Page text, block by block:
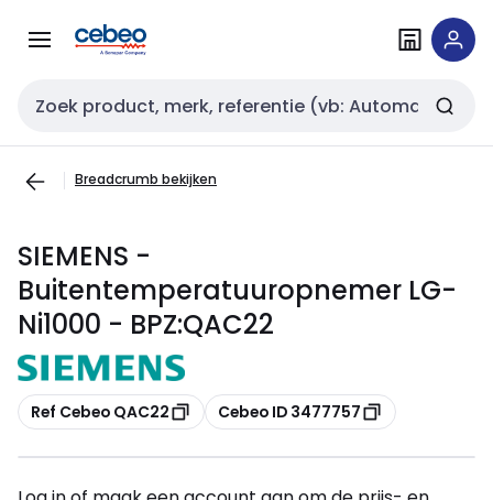
naar
naar
Zoekveld invoer
Breadcrumb bekijken
SIEMENS -
Buitentemperatuuropnemer LG-
Ni1000 - BPZ:QAC22
Kopiëren
Ref Cebeo QAC22 Kopiëren
Cebeo ID 3477757